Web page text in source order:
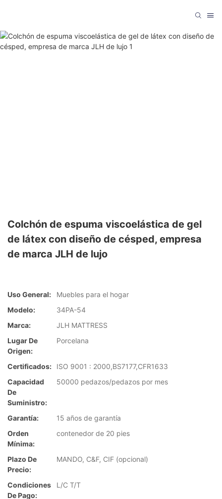
Colchón de espuma viscoelástica de gel
de látex con diseño de césped, empresa
de marca JLH de lujo
Uso General:
Muebles para el hogar
Modelo:
34PA-54
Marca:
JLH MATTRESS
Lugar De
Origen:
Porcelana
Certificados:
ISO 9001 : 2000,BS7177,CFR1633
Capacidad
De
Suministro:
50000 pedazos/pedazos por mes
Garantía:
15 años de garantía
Orden
Mínima:
contenedor de 20 pies
Plazo De
Precio:
MANDO, C&F, CIF (opcional)
Condiciones
De Pago:
L/C T/T